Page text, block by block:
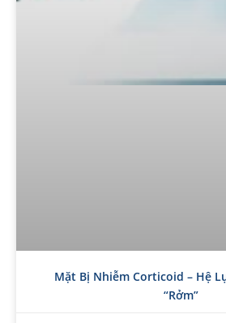
Mặt Bị Nhiễm Corticoid – Hệ
“rởm”